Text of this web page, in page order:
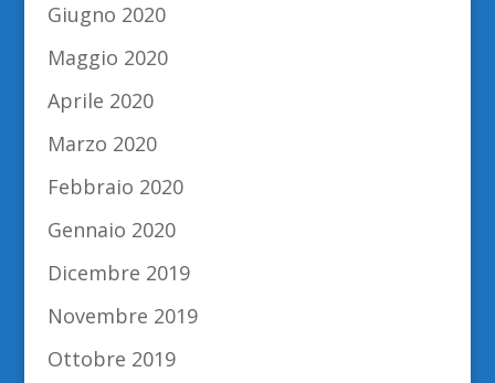
Giugno 2020
Maggio 2020
Aprile 2020
Marzo 2020
Febbraio 2020
Gennaio 2020
Dicembre 2019
Novembre 2019
Ottobre 2019